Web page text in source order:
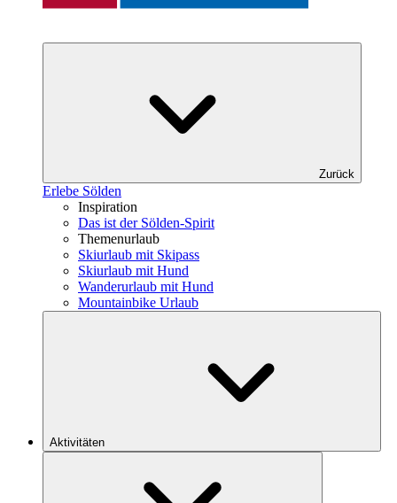
Zurück
Erlebe Sölden
Inspiration
Das ist der Sölden-Spirit
Themenurlaub
Skiurlaub mit Skipass
Skiurlaub mit Hund
Wanderurlaub mit Hund
Mountainbike Urlaub
Aktivitäten